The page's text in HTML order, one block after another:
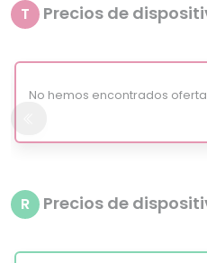
T Precios de
No hemos encontrados
R Precios de